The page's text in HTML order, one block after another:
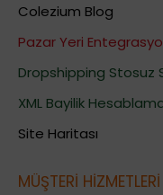
Colezium Blog
Pazar Yeri
Dropshipping Stosuz
XML Bayilik
Site Haritası
MÜŞTERİ HİZMETLERİ